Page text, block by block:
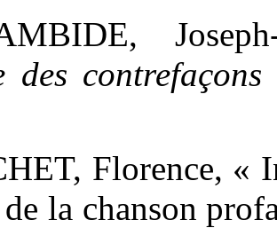
des
Florence, «
de la chanson